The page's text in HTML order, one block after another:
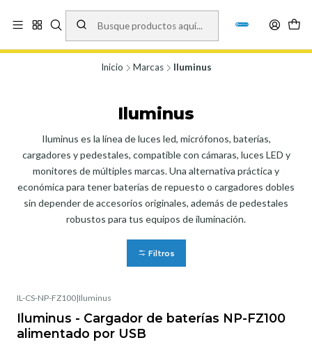
Vísita nuestro local en Los Agustinos 5478, Ñuñoa. Lunes a Viernes 9.30 a
19.00, Sábados 10:00 a 19:00 y Domingos de 10:00 a 17:00
Inicio Marcas Iluminus
Iluminus
Iluminus es la línea de luces led, micrófonos, baterías,
cargadores y pedestales, compatible con cámaras, luces LED y
monitores de múltiples marcas. Una alternativa práctica y
económica para tener baterías de repuesto o cargadores dobles
sin depender de accesorios originales, además de pedestales
robustos para tus equipos de iluminación.
Filtros
IL-CS-NP-FZ100|Iluminus
Iluminus - Cargador de baterías NP-FZ100
alimentado por USB